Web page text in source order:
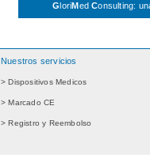
GloriMedConsulting:
Nuestros servicios
> Dispositivos Medicos
> Marcado CE
> Registro y Reembolso